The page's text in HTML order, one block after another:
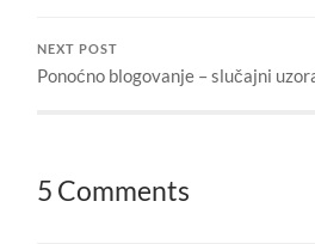
NEXT POST
Ponoćno blogovanje – slučajni
5 Comments